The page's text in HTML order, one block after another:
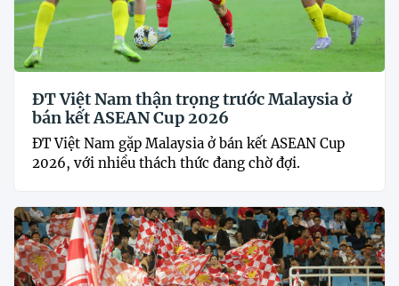
ĐT Việt Nam thận trọng trước Malaysia ở
bán kết ASEAN Cup 2026
ĐT Việt Nam gặp Malaysia ở bán kết ASEAN Cup
2026, với nhiều thách thức đang chờ đợi.